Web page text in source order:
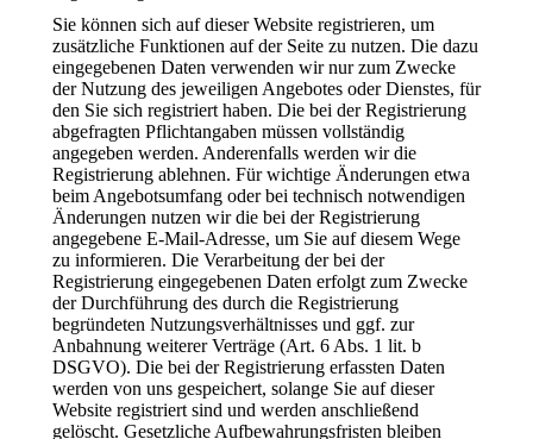
Sie können sich auf dieser Website registrieren, um
zusätzliche Funktionen auf der Seite zu nutzen. Die dazu
eingegebenen Daten verwenden wir nur zum Zwecke
der Nutzung des jeweiligen Angebotes oder Dienstes, für
den Sie sich registriert haben. Die bei der Registrierung
abgefragten Pflichtangaben müssen vollständig
angegeben werden. Anderenfalls werden wir die
Registrierung ablehnen. Für wichtige Änderungen etwa
beim Angebotsumfang oder bei technisch notwendigen
Änderungen nutzen wir die bei der Registrierung
angegebene E-Mail-Adresse, um Sie auf diesem Wege
zu informieren. Die Verarbeitung der bei der
Registrierung eingegebenen Daten erfolgt zum Zwecke
der Durchführung des durch die Registrierung
begründeten Nutzungsverhältnisses und ggf. zur
Anbahnung weiterer Verträge (Art. 6 Abs. 1 lit. b
DSGVO). Die bei der Registrierung erfassten Daten
werden von uns gespeichert, solange Sie auf dieser
Website registriert sind und werden anschließend
gelöscht. Gesetzliche Aufbewahrungsfristen bleiben